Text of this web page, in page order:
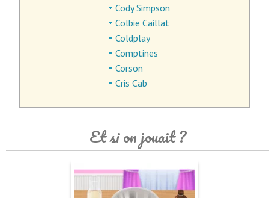
Cody Simpson
Colbie Caillat
Coldplay
Comptines
Corson
Cris Cab
Et si on jouait ?